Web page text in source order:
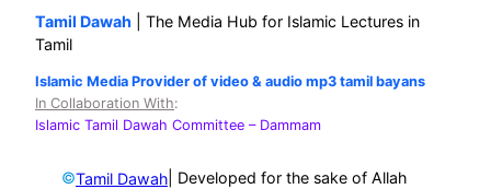
Tamil Dawah | The Media Hub for Islamic Lectures in
Tamil
Islamic Media Provider of video & audio mp3 tamil bayans
In Collaboration With:
Islamic Tamil Dawah Committee – Dammam
©Tamil Dawah | Developed for the sake of Allah